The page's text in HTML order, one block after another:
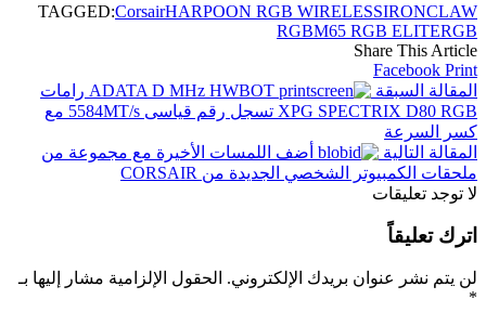
TAGGED:CorsairHARPOON RGB WIRELESSIRONCLAW
RGBM65 RGB ELITERGB
Share This Article
Facebook Print
المقالة السبقة
رامات
XPG SPECTRIX D80 RGB تسجل رقم قياسى 5584MT/s مع
كسر السرعة
المقالة التالية
أضف اللمسات الأخيرة مع مجموعة من
ملحقات الكمبيوتر الشخصي الجديدة من CORSAIR
لا توجد تعليقات
اترك تعليقاً
لن يتم نشر عنوان بريدك الإلكتروني. الحقول الإلزامية مشار إليها بـ
*